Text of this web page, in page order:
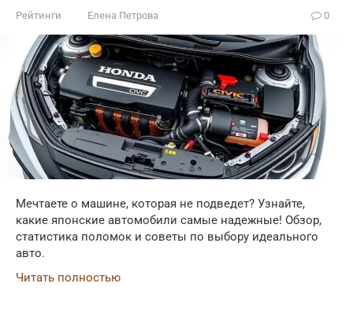
Рейтинги Елена Петрова 0
Мечтаете о машине, которая не подведет? Узнайте,
какие японские автомобили самые надежные! Обзор,
статистика поломок и советы по выбору идеального
авто.
Читать полностью